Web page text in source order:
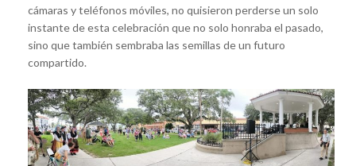
cámaras y teléfonos móviles, no quisieron perderse un solo
instante de esta celebración que no solo honraba el pasado,
sino que también sembraba las semillas de un futuro
compartido.